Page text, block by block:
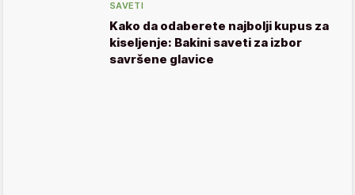
SAVETI
Kako da odaberete najbolji kupus za
kiseljenje: Bakini saveti za izbor
savršene glavice